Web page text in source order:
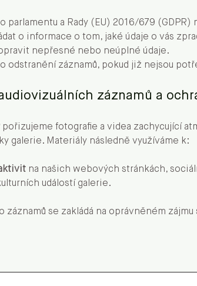
parlamentu a Rady (EU) 2016/679 (GDPR)
o informace o tom, jaké údaje o vás
nepřesné nebo neúplné údaje.
odstranění záznamů, pokud již nejsou
záznamů a
fotografie a videa zachycující
galerie. Materiály následně využíváme k:
na našich webových stránkách,
událostí galerie.
záznamů se zakládá na oprávněném